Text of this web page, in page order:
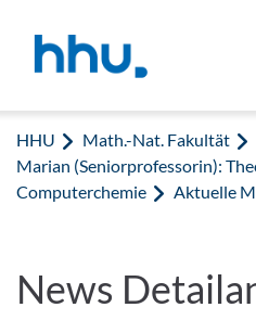
HHU Math.-Nat. Fakultät
Marian (Seniorprofessorin):
Computerchemie
Aktuelle
News